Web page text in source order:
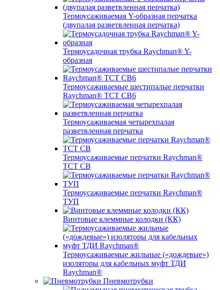
Термоусаживаемая Y-образная перчатка
(двупалая разветвленная перчатка)
Термоусадочная трубка Raychman® Y-
образная
Термоусаживаемые шестипалые перчатки
Raychman® ТСТ СВ6
Термоусаживаемая четырехпалая
разветвленная перчатка
Термоусаживаемые перчатки Raychman®
TCT CB
Термоусаживаемые перчатки Raychman®
ТУП
Винтовые клеммные колодки (КК)
Термоусаживаемые жильные («дождевые»)
изоляторы для кабельных муфт ТДИ
Raychman®
Пневмотрубки